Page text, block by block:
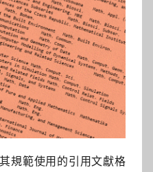
規範使用的引用文獻格